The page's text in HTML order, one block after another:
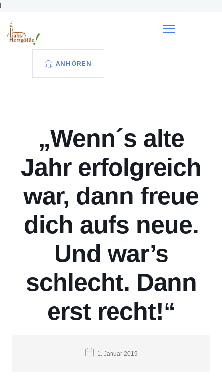
l
ANHÖREN
„Wenn´s alte
Jahr erfolgreich
war, dann freue
dich aufs neue.
Und war’s
schlecht. Dann
erst recht!“
1. Januar 2019